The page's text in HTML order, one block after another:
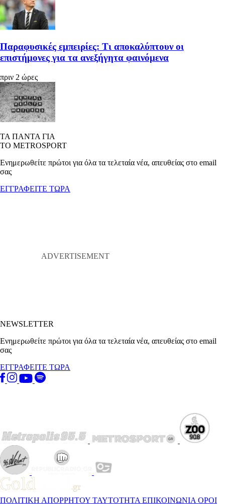
Παραφυσικές εμπειρίες: Τι αποκαλύπτουν οι
επιστήμονες για τα ανεξήγητα φαινόμενα
πριν 2 ώρες
ΤΑ ΠΑΝΤΑ ΓΙΑ
ΤΟ METROSPORT
Ενημερωθείτε πρώτοι για όλα τα τελεταία νέα, απευθείας στο email
σας
ΕΓΓΡΑΦΕΙΤΕ ΤΩΡΑ
NEWSLETTER
Ενημερωθείτε πρώτοι για όλα τα τελεταία νέα, απευθείας στο email
σας
ΕΓΓΡΑΦΕΙΤΕ ΤΩΡΑ
ΠΟΛΙΤΙΚΗ ΑΠΟΡΡΗΤΟΥ ΤΑΥΤΟΤΗΤΑ ΕΠΙΚΟΙΝΩΝΙΑ ΟΡΟΙ